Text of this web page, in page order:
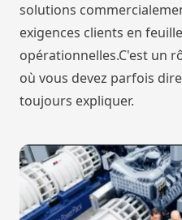
solutions
exigences clients en
opérationnelles.C'est un
où vous devez parfois
toujours expliquer.